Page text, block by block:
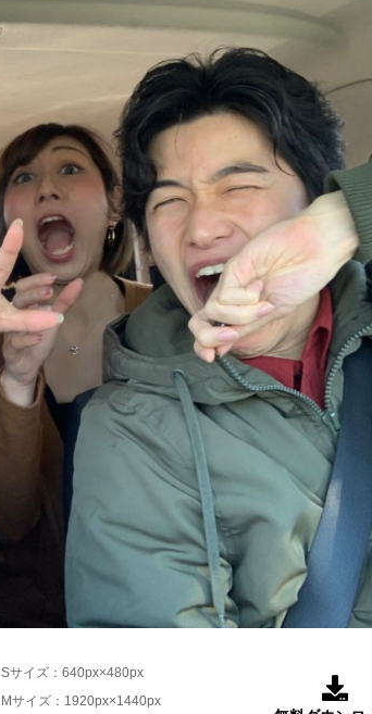
Sサイズ：640px×480px
Mサイズ：1920px×1440px
